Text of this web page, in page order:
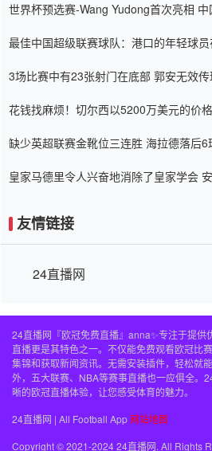
世界杯预选赛-Wang Yudong首次亮相 中
最佳中国超级联赛球队：港口的年轻球
3场比赛中有23张射门在底部 郭安无效
花钱找麻烦！切尔西以5200万美元的价
缺少英超联赛金靴位三连胜 海拉德落后6
皇家马德里令人兴奋地消除了皇家学会
友情链接
24直播网
24直播网『欧冠免费直播』anna✨专注于提供
直播更是其特色之一。不仅能免费观看欧冠比
集锦和获取新闻资讯。无需安装插件，轻松就
外，五大联赛、NBA等赛事直播也一应俱全。
晰的欧冠直播体验，让您感受体育的魅力。
24直播网 | All Football App 网站地图
Copyright © 2021-2024 24直播网. All Rights